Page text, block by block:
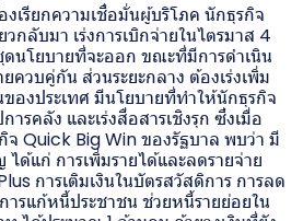
งเรียกความเชื่อมั่นผู้บริโภค นักธุรกิจ
กลับมา เร่งการเบิกจ่ายในไตรมาส 4
นโยบายที่จะออก ขณะที่มีการดำเนิน
ควบคู่กัน ส่วนระยะกลาง ต้องเร่งเพิ่ม
องประเทศ มีนโยบายที่ทำให้นักธุรกิจ
ารคลัง และเร่งสื่อสารเชิงรุก ซึ่งเมื่อ
Quick Big Win ของรัฐบาล พบว่า มี
ด้แก่ การเพิ่มรายได้และลดรายจ่าย
การเติมเงินในบัตรสวัสดิการ การลด
ารแก้หนี้ประชาชน ช่วยหนี้รายย่อยใน